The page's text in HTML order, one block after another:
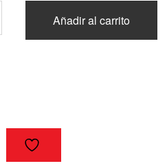
Añadir al carrito